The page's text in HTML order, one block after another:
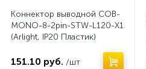
Коннектор выводной COB-
MONO-8-2pin-STW-L120-X1
(Arlight, IP20 Пластик)
151.10 руб. /шт